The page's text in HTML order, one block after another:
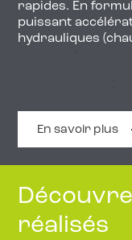
rapides. En
puissant
hydrauliques
En savoir plus
réalisés